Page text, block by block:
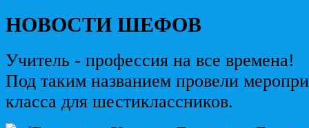
НОВОСТИ ШЕФОВ
Учитель - профессия на все времена!
Под таким названием провели
класса для шестиклассников.